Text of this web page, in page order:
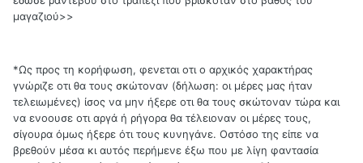
μαγαζιού>>
*Ως προς τη κορήφωση, φενεται οτι ο αρχικός χαρακτήρας
γνώριζε οτι θα τους σκώτοναν (δήλωση: οι μέρες μας ήταν
τελειωμένες) ίσος να μην ήξερε οτι θα τους σκώτοναν τώρα και
να ενοουσε οτι αργά ή ρήγορα θα τέλειοναν οι μέρες τους,
σίγουρα όμως ήξερε ότι τους κυνηγάνε. Οστόσο της είπε να
βρεθούν μέσα κι αυτός περήμενε έξω που με λίγη φαντασία